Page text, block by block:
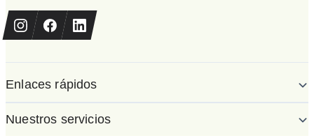
Enlaces rápidos
Nuestros servicios